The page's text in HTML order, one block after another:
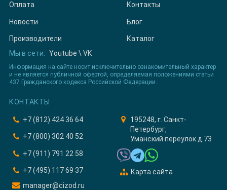
Оплата Контакты
Новости Блог
Производители
Каталог
Мы в сети: Youtube \ VK
Информация на сайте носит исключительно ознакомительный характер
и не является публичной офертой, определяемая положениями статьи
437 Гражданского кодекса Российской Федерации.
КОНТАКТЫ
+7 (812) 424 36 64
+7 (800) 302 40 52
+7 (911) 791 22 58
+7 (495) 117 69 37
manager@cizod.ru
195248, г. Санкт-
Петербург,
Уманский переулок д.73
Карта сайта